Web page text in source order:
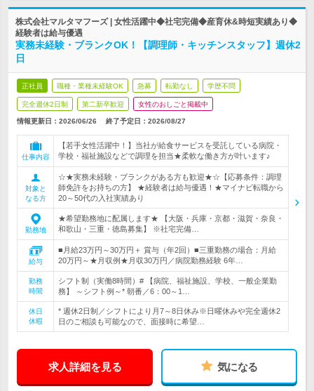
株式会社マルタマフーズ | 女性活躍中◆社宅完備◆産育休&時短実績あり◆
経験者は給与優遇
実務未経験・ブランクOK！【調理師・キッチンスタッフ】週休2
日
正社員 職種・業種未経験OK 急募 転勤なし 学歴不問
完全週休2日制 第二新卒歓迎 女性のおしごと掲載中
情報更新日：2026/06/26 終了予定日： 2026/08/27
仕事内容
【若手女性活躍中！】当社が給食サービスを受託している病院・
学校・福祉施設などで調理を担当★柔軟な働き方が叶います♪
対象と
なる方
☆★実務未経験・ブランクがある方も歓迎★☆【応募条件：調理
師免許をお持ちの方】 ★経験者は給与優遇！★マイナビ転職から
20～50代の入社実績あり
勤務地
★希望勤務地に配属します★ 【大阪・兵庫・京都・滋賀・奈良・
和歌山・三重・徳島募集】 ※社宅完備…
給与
■月給23万円～30万円＋ 賞与（年2回）■三重勤務の場合：月給
20万円～★月収例★月収30万円／病院勤務経験 6年…
勤務
時間
シフト制（実働8時間）# 【病院、福祉施設、学校、一般企業勤
務】 ～シフト例～* 朝番／6：00～1…
休日
休暇
* 週休2日制／シフトにより月7～8日休み※日曜休みや完全週休2
日のご相談も可能なので、面接時に希望…
求人詳細を見る 気になる